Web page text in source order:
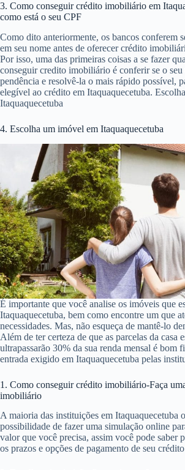
3. Como conseguir crédito imobiliário em
como está o seu CPF
Como dito anteriormente, os bancos conferem
em seu nome antes de oferecer crédito
Por isso, uma das primeiras coisas a se fazer
conseguir credito imobiliário é conferir se o seu
pendência e resolvê-la o mais rápido possível,
elegível ao crédito em Itaquaquecetuba.
Itaquaquecetuba
4. Escolha um imóvel em Itaquaquecetuba
É importante que você analise os imóveis que
Itaquaquecetuba, bem como encontre um que
necessidades. Mas, não esqueça de mantê-lo
Além de ter certeza de que as parcelas da casa
ultrapassarão 30% da sua renda mensal é bom
entrada exigido em Itaquaquecetuba pelas
1. Como conseguir crédito imobiliário-Faça
imobiliário
A maioria das instituições em Itaquaquecetuba
possibilidade de fazer uma simulação online
valor que você precisa, assim você pode saber
os prazos e opções de pagamento de seu